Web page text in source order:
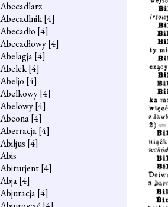
Abecadlarz
Abecadlnik[4]
Abecadło [4]
Abecadłowy[4]
Abelagja[4]
Abelek[4]
Abeljo [4]
Abelkowy[4]
Abelowy[4]
Abeona[4]
Aberracja[4]
Abiljus [4]
Abis
Abiturjent[4]
Abja[4]
Abjuracja[4]